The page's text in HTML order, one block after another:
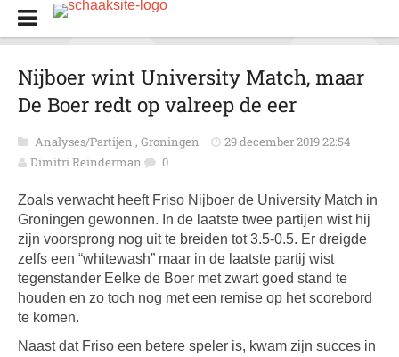
Nijboer wint University Match, maar
De Boer redt op valreep de eer
Analyses/Partijen , Groningen
29 december 2019 22:54
Dimitri Reinderman
0
Zoals verwacht heeft Friso Nijboer de University Match in
Groningen gewonnen. In de laatste twee partijen wist hij
zijn voorsprong nog uit te breiden tot 3.5-0.5. Er dreigde
zelfs een “whitewash” maar in de laatste partij wist
tegenstander Eelke de Boer met zwart goed stand te
houden en zo toch nog met een remise op het scorebord
te komen.
Naast dat Friso een betere speler is, kwam zijn succes in